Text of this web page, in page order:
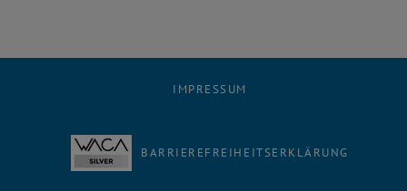
IMPRESSUM
BARRIEREFREIHEITSERKLÄRUNG